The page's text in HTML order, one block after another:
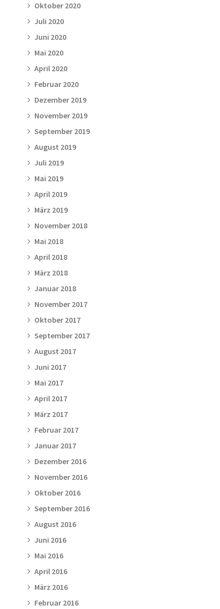
Oktober 2020
Juli 2020
Juni 2020
Mai 2020
April 2020
Februar 2020
Dezember 2019
November 2019
September 2019
August 2019
Juli 2019
Mai 2019
April 2019
März 2019
November 2018
Mai 2018
April 2018
März 2018
Januar 2018
November 2017
Oktober 2017
September 2017
August 2017
Juni 2017
Mai 2017
April 2017
März 2017
Februar 2017
Januar 2017
Dezember 2016
November 2016
Oktober 2016
September 2016
August 2016
Juni 2016
Mai 2016
April 2016
März 2016
Februar 2016